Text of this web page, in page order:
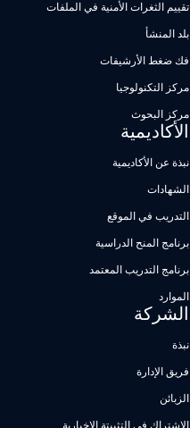
تقييم الثغرات الأمنية في الملفات
بلد المنشأ
فك ضغط الأرشيفات
مركز التكنولوجيا
مركز البحوث
الأكاديمية
نبذة عن الأكاديمية
الشهادات
التدريب في الموقع
برنامج المنح الدراسية
برنامج التدريب المعتمد
الموارد
الشركة
نبذة
فريق الإدارة
الزبائن
الاشتراك في التثبيتة الإخبارية